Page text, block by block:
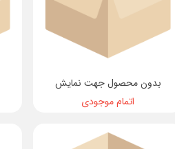
بدون محصول جهت نمایش
اتمام موجودی